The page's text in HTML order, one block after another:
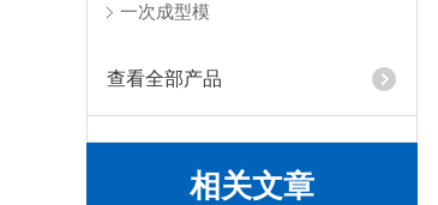
一次成型模
查看全部产品
相关文章